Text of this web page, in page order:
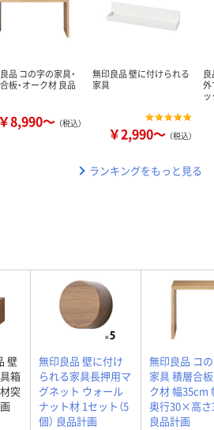
品 コの字の家具・
板・オーク材 良品
￥8,990～ （税込）
無印良品 壁に付けられる
家具
￥2,990～ （税込）
外
ランキングをもっと見る
壁
箱
突
無印良品 壁に付け
られる家具長押用マ
グネット ウォール
ナット材 1セット（5
個） 良品計画
無印良品 コ
家具 積層合
ク材 幅
奥行30×高
良品計画